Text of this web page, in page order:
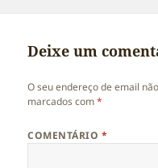
Deixe um
O seu endereço de email
marcados com*
COMENTÁRIO *